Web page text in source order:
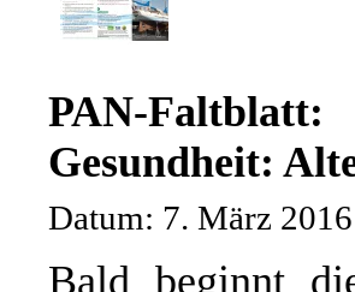
PAN-
Gesundheit:
Datum: 7. März 2016
Bald beginnt